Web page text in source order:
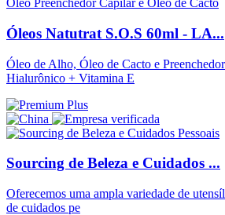
Óleos Natutrat S.O.S 60ml - LA...
Óleo de Alho, Óleo de Cacto e
Hialurônico + Vitamina E
Sourcing de Beleza e Cuidados ...
Oferecemos uma ampla variedade de
de cuidados pe